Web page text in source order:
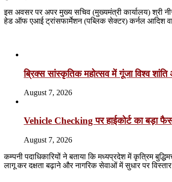
इस अवसर पर अपर मुख्य सचिव (मुख्यमंत्री कार्यालय) श्री
हेड ऑफ एआई ट्रांसफार्मेशन (पब्लिक सेक्टर) कर्नल आदिश
ब्रिक्स सांस्कृतिक महोत्सव में गूंजा विश्व
August 7, 2026
Vehicle Checking पर हाईकोर्ट का बड़ा
August 7, 2026
कम्पनी पदाधिकारियों ने बताया कि मध्यप्रदेश में कृत्रिम
लागू कर दक्षता बढ़ाने और नागरिक सेवाओं में सुधार पर